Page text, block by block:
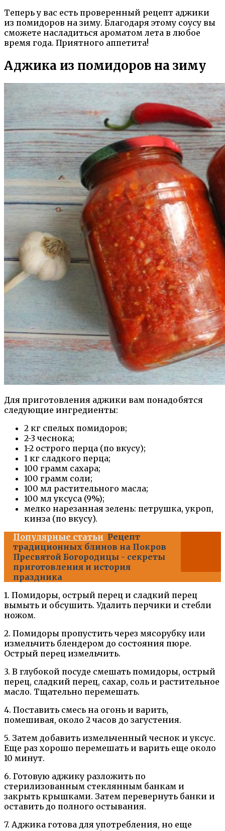
Теперь у вас есть проверенный рецепт аджики
из помидоров на зиму. Благодаря этому соусу вы
сможете насладиться ароматом лета в любое
время года. Приятного аппетита!
Аджика из помидоров на зиму
Для приготовления аджики вам понадобятся
следующие ингредиенты:
2 кг спелых помидоров;
2-3 чеснока;
1-2 острого перца (по вкусу);
1 кг сладкого перца;
100 грамм сахара;
100 грамм соли;
100 мл растительного масла;
100 мл уксуса (9%);
мелко нарезанная зелень: петрушка, укроп,
кинза (по вкусу).
Популярные статьи Рецепт
традиционных блинов на Покров
Пресвятой Богородицы - секреты
приготовления и история
праздника
1. Помидоры, острый перец и сладкий перец
вымыть и обсушить. Удалить перчики и стебли
ножом.
2. Помидоры пропустить через мясорубку или
измельчить блендером до состояния пюре.
Острый перец измельчить.
3. В глубокой посуде смешать помидоры, острый
перец, сладкий перец, сахар, соль и растительное
масло. Тщательно перемешать.
4. Поставить смесь на огонь и варить,
помешивая, около 2 часов до загустения.
5. Затем добавить измельченный чеснок и уксус.
Еще раз хорошо перемешать и варить еще около
10 минут.
6. Готовую аджику разложить по
стерилизованным стеклянным банкам и
закрыть крышками. Затем перевернуть банки и
оставить до полного остывания.
7. Аджика готова для употребления, но еще